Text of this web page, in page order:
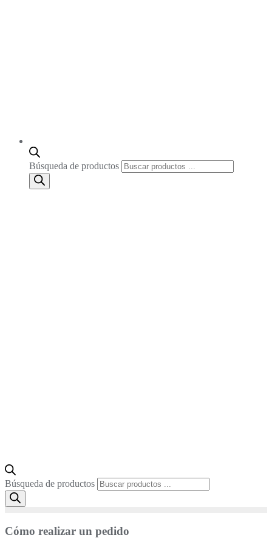
Búsqueda de productos
Búsqueda de productos
Cómo realizar un pedido